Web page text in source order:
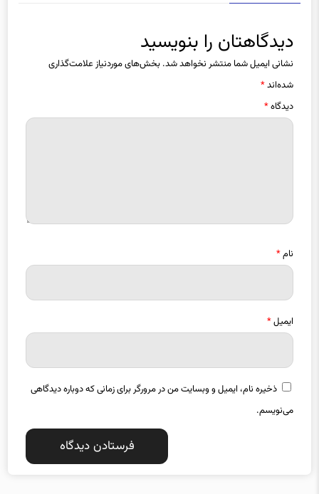
دیدگاهتان را بنویسید
نشانی ایمیل شما منتشر نخواهد شد. بخش‌های موردنیاز علامت‌گذاری
شده‌اند*
دیدگاه*
نام*
ایمیل*
ذخیره نام، ایمیل و وبسایت من در مرورگر برای زمانی که دوباره دیدگاهی
می‌نویسم.